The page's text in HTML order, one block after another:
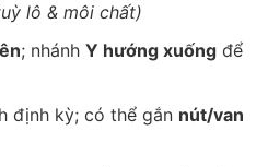
lô & môi chất)
; nhánh Y hướng xuốngđể
định kỳ; có thể gắn nút/van